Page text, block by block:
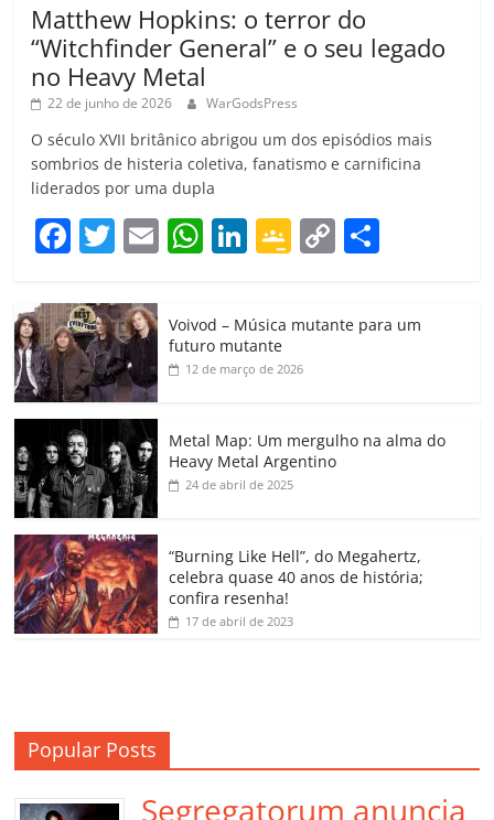
Matthew Hopkins: o terror do
“Witchfinder General” e o seu legado
no Heavy Metal
22 de junho de 2026 WarGodsPress
O século XVII britânico abrigou um dos episódios mais
sombrios de histeria coletiva, fanatismo e carnificina
liderados por uma dupla
F
a
c
e
b
o
o
k
T
w
itt
er
E
m
W
h
s
A
p
Li
n
e
dI
G
o
gl
e
a
ss
o
m
C
o
y
k
p
h
Voivod – Música mutante para um
futuro mutante
12 de março de 2026
Metal Map: Um mergulho na alma do
Heavy Metal Argentino
24 de abril de 2025
“Burning Like Hell”, do Megahertz,
celebra quase 40 anos de história;
confira resenha!
17 de abril de 2023
Popular Posts
Segregatorum anuncia